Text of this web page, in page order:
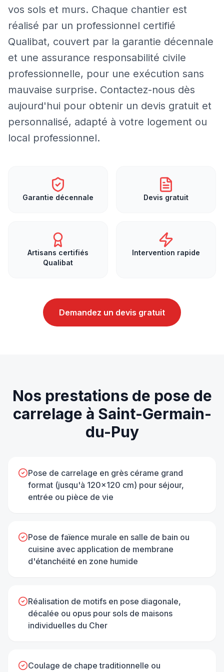
vos sols et murs. Chaque chantier est
réalisé par un professionnel certifié
Qualibat, couvert par la garantie décennale
et une assurance responsabilité civile
professionnelle, pour une exécution sans
mauvaise surprise. Contactez-nous dès
aujourd'hui pour obtenir un devis gratuit et
personnalisé, adapté à votre logement ou
local professionnel.
Garantie décennale Devis gratuit
Artisans certifiés
Qualibat
Intervention rapide
Demandez un devis gratuit
Nos prestations de pose de
carrelage à Saint-Germain-
du-Puy
Pose de carrelage en grès cérame grand
format (jusqu'à 120×120 cm) pour séjour,
entrée ou pièce de vie
Pose de faïence murale en salle de bain ou
cuisine avec application de membrane
d'étanchéité en zone humide
Réalisation de motifs en pose diagonale,
décalée ou opus pour sols de maisons
individuelles du Cher
Coulage de chape traditionnelle ou